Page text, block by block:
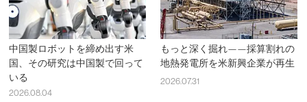
中国製ロボットを締め出す米
国、その研究は中国製で回って
いる
2026.08.04
もっと深く掘れ——採算割れの
地熱発電所を米新興企業が再生
2026.07.31